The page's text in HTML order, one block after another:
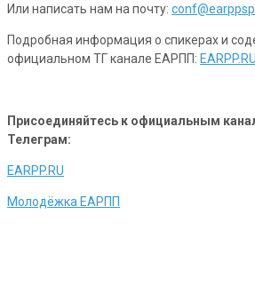
Или написать нам на почту:
Подробная информация о спикерах и
официальном ТГ канале ЕАРПП: EARPP.RU
Присоединяйтесь к официальным
Телеграм:
EARPP.RU
Молодёжка ЕАРПП